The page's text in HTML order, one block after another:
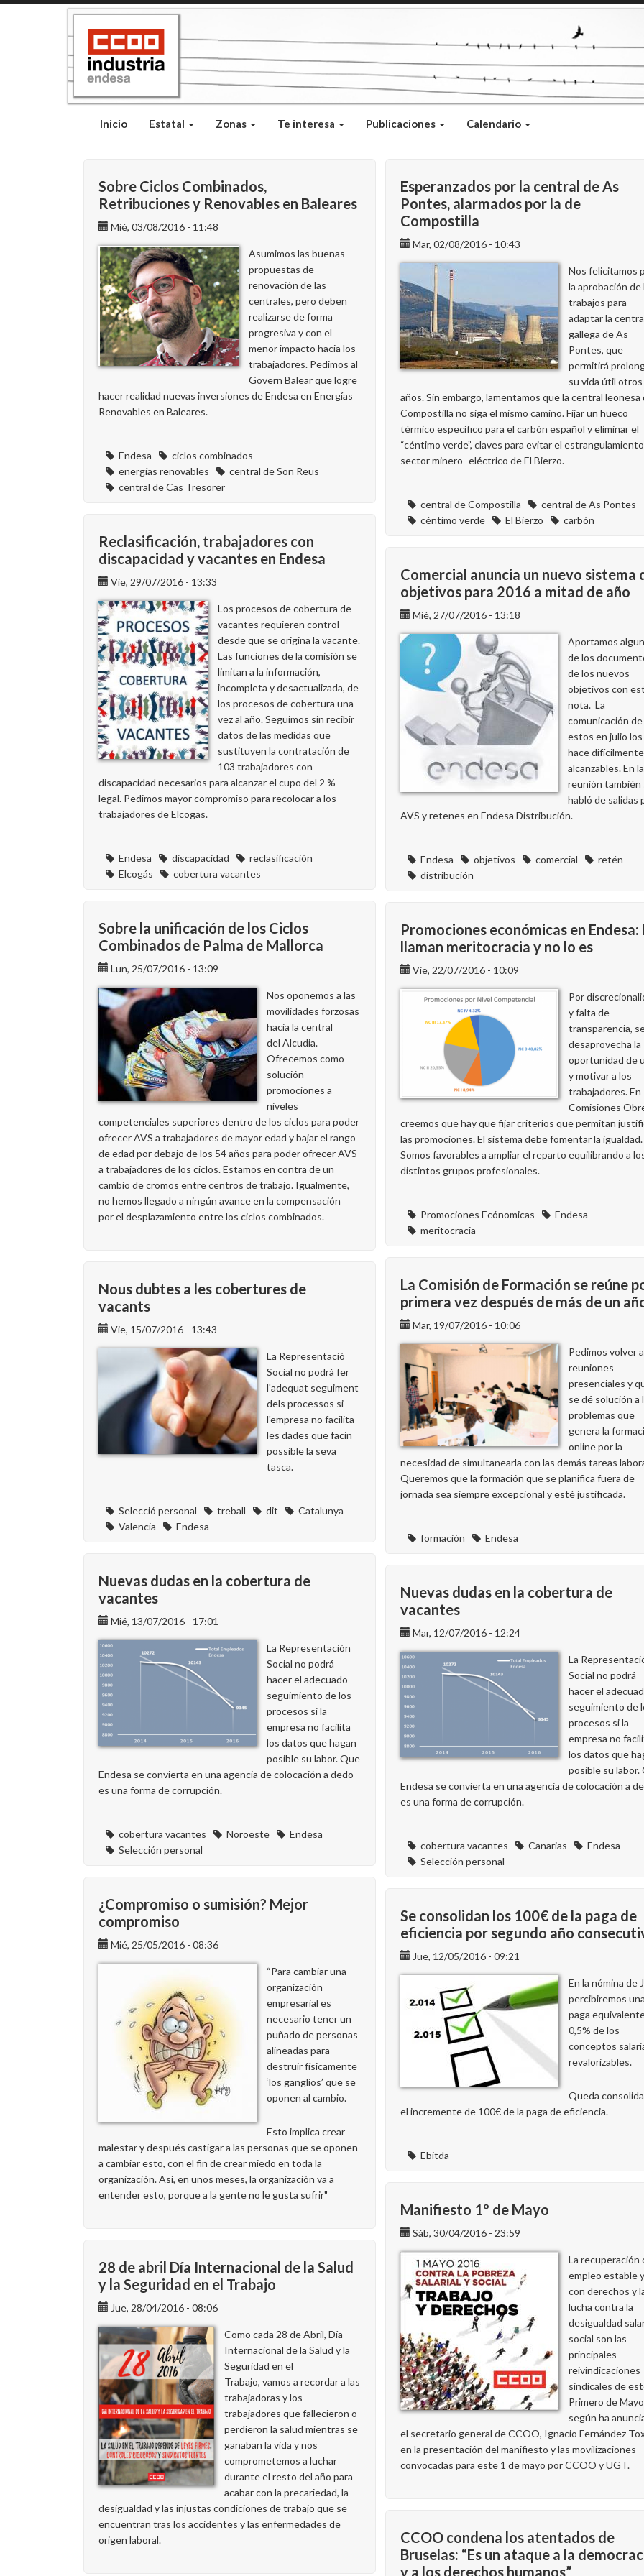
Inicio Estatal Zonas Te interesa Publicaciones Calendario
Sobre Ciclos Combinados,
Retribuciones y Renovables en Baleares
Mié, 03/08/2016 - 11:48
Asumimos las buenas
propuestas de
renovación de las
centrales, pero deben
realizarse de forma
progresiva y con el
menor impacto hacia los
trabajadores. Pedimos al
Govern Balear que logre
hacer realidad nuevas inversiones de Endesa en Energías
Renovables en Baleares.
Endesa
ciclos combinados
energías renovables
central de Son Reus
central de Cas Tresorer
Esperanzados por la central de As
Pontes, alarmados por la de
Compostilla
Mar, 02/08/2016 - 10:43
Nos felicitamos
la aprobación de
trabajos para
adaptar la
gallega de As
Pontes, que
permitirá
su vida útil
años. Sin embargo, lamentamos que la central leonesa
Compostilla no siga el mismo camino. Fijar un hueco
térmico específico para el carbón español y eliminar el
“céntimo verde”, claves para evitar el
sector minero–eléctrico de El Bierzo.
central de Compostilla
central de As Pontes
céntimo verde
El Bierzo carbón
Reclasificación, trabajadores con
discapacidad y vacantes en Endesa
Vie, 29/07/2016 - 13:33
Los procesos de cobertura de
vacantes requieren control
desde que se origina la vacante.
Las funciones de la comisión se
limitan a la información,
incompleta y desactualizada, de
los procesos de cobertura una
vez al año. Seguimos sin recibir
datos de las medidas que
sustituyen la contratación de
103 trabajadores con
discapacidad necesarios para alcanzar el cupo del 2 %
legal. Pedimos mayor compromiso para recolocar a los
trabajadores de Elcogas.
Endesa discapacidad
reclasificación
Elcogás
cobertura vacantes
Comercial anuncia un nuevo sistema
objetivos para 2016 a mitad de año
Mié, 27/07/2016 - 13:18
Aportamos
de los
de los nuevos
objetivos con
nota. La
comunicación de
estos en julio los
hace difícilmente
alcanzables. En la
reunión también
habló de salidas
AVS y retenes en Endesa Distribución.
Endesa objetivos comercial
retén
distribución
Sobre la unificación de los Ciclos
Combinados de Palma de Mallorca
Lun, 25/07/2016 - 13:09
Nos oponemos a las
movilidades forzosas
hacia la central
del Alcudia.
Ofrecemos como
solución
promociones a
niveles
competenciales superiores dentro de los ciclos para poder
ofrecer AVS a trabajadores de mayor edad y bajar el rango
de edad por debajo de los 54 años para poder ofrecer AVS
a trabajadores de los ciclos. Estamos en contra de un
cambio de cromos entre centros de trabajo. Igualmente,
no hemos llegado a ningún avance en la compensación
por el desplazamiento entre los ciclos combinados.
Promociones económicas en Endesa:
llaman meritocracia y no lo es
Vie, 22/07/2016 - 10:09
Por
y falta de
transparencia,
desaprovecha la
oportunidad de
y motivar a los
trabajadores. En
Comisiones
creemos que hay que fijar criterios que permitan
las promociones. El sistema debe fomentar la igualdad.
Somos favorables a ampliar el reparto equilibrando a
distintos grupos profesionales.
Promociones Ecónomicas
Endesa
meritocracia
La Comisión de Formación se reúne
primera vez después de más de un
Mar, 19/07/2016 - 10:06
Pedimos volver
reuniones
presenciales y
se dé solución a
problemas que
genera la
online por la
necesidad de simultanearla con las demás tareas
Queremos que la formación que se planifica fuera de
jornada sea siempre excepcional y esté justificada.
formación Endesa
Nous dubtes a les cobertures de
vacants
Vie, 15/07/2016 - 13:43
La Representació
Social no podrà fer
l'adequat seguiment
dels processos si
l'empresa no facilita
les dades que facin
possible la seva
tasca.
Selecció personal treball dit
Catalunya
Valencia
Endesa
Nuevas dudas en la cobertura de
vacantes
Mié, 13/07/2016 - 17:01
La Representación
Social no podrá
hacer el adecuado
seguimiento de los
procesos si la
empresa no facilita
los datos que hagan
posible su labor. Que
Endesa se convierta en una agencia de colocación a dedo
es una forma de corrupción.
cobertura vacantes Noroeste
Endesa
Selección personal
Nuevas dudas en la cobertura de
vacantes
Mar, 12/07/2016 - 12:24
La
Social no podrá
hacer el
seguimiento de
procesos si la
empresa no
los datos que
posible su labor.
Endesa se convierta en una agencia de colocación a
es una forma de corrupción.
cobertura vacantes Canarias
Endesa
Selección personal
¿Compromiso o sumisión? Mejor
compromiso
Mié, 25/05/2016 - 08:36
“Para cambiar una
organización
empresarial es
necesario tener un
puñado de personas
alineadas para
destruir físicamente
‘los ganglios’ que se
oponen al cambio.
Esto implica crear
malestar y después castigar a las personas que se oponen
a cambiar esto, con el fin de crear miedo en toda la
organización. Así, en unos meses, la organización va a
entender esto, porque a la gente no le gusta sufrir"
Se consolidan los 100€ de la paga de
eficiencia por segundo año
Jue, 12/05/2016 - 09:21
En la nómina de
percibiremos una
paga
0,5% de los
conceptos
revalorizables.
Queda
el incremente de 100€ de la paga de eficiencia.
Ebitda
Manifiesto 1º de Mayo
Sáb, 30/04/2016 - 23:59
La recuperación
empleo estable y
con derechos y
lucha contra la
desigualdad
social son las
principales
reivindicaciones
sindicales de
Primero de
según ha
el secretario general de CCOO, Ignacio Fernández
en la presentación del manifiesto y las movilizaciones
convocadas para este 1 de mayo por CCOO y UGT.
28 de abril Día Internacional de la Salud
y la Seguridad en el Trabajo
Jue, 28/04/2016 - 08:06
Como cada 28 de Abril, Día
Internacional de la Salud y la
Seguridad en el
Trabajo, vamos a recordar a las
trabajadoras y los
trabajadores que fallecieron o
perdieron la salud mientras se
ganaban la vida y nos
comprometemos a luchar
durante el resto del año para
acabar con la precariedad, la
desigualdad y las injustas condiciones de trabajo que se
encuentran tras los accidentes y las enfermedades de
origen laboral.
CCOO condena los atentados de
Bruselas: “Es un ataque a la
y a los derechos humanos”